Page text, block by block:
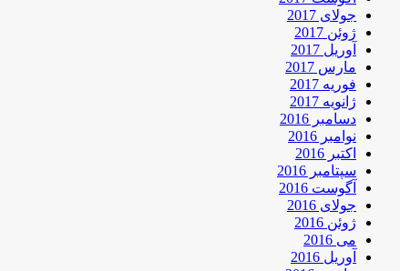
جولای 2017
ژوئن 2017
آوریل 2017
مارس 2017
فوریه 2017
ژانویه 2017
دسامبر 2016
نوامبر 2016
اکتبر 2016
سپتامبر 2016
آگوست 2016
جولای 2016
ژوئن 2016
می 2016
آوریل 2016